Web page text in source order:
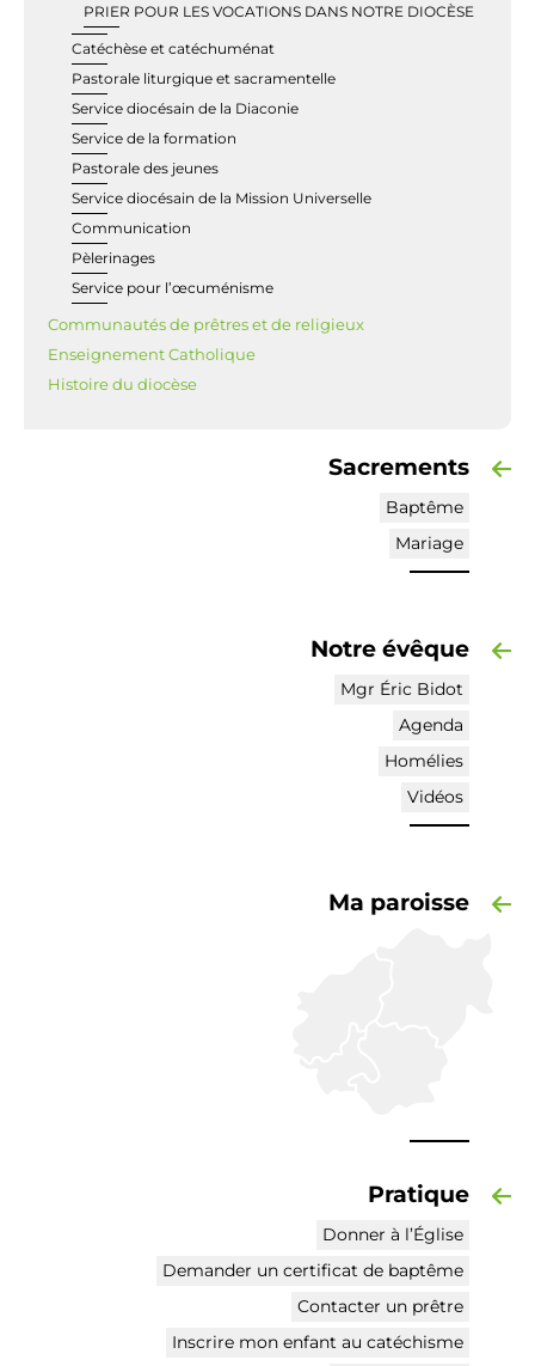
PRIER POUR LES VOCATIONS DANS NOTRE DIOCÈSE
Catéchèse et catéchuménat
Pastorale liturgique et sacramentelle
Service diocésain de la Diaconie
Service de la formation
Pastorale des jeunes
Service diocésain de la Mission Universelle
Communication
Pèlerinages
Service pour l’œcuménisme
Communautés de prêtres et de religieux
Enseignement Catholique
Histoire du diocèse
Sacrements
Baptême
Mariage
Notre évêque
Mgr Éric Bidot
Agenda
Homélies
Vidéos
Ma paroisse
Pratique
Donner à l’Église
Demander un certificat de baptême
Contacter un prêtre
Inscrire mon enfant au catéchisme